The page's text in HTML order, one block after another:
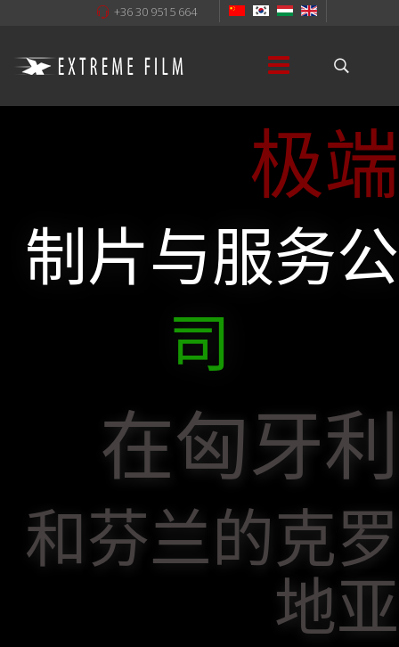
+36 30 9515 664
极端
制片与服务公
司
在匈牙利
和芬兰的克罗
地亚